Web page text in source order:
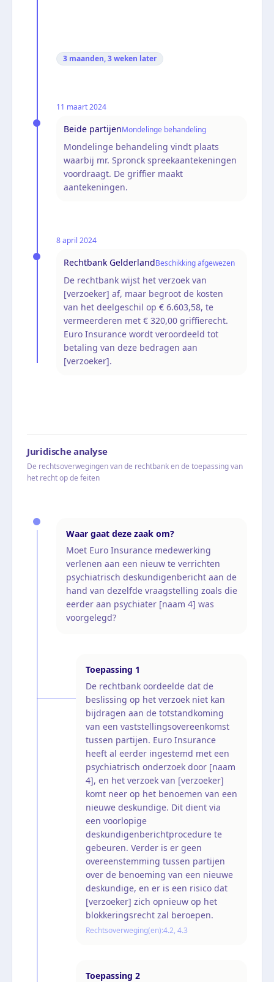
3 maanden, 3 weken later
11 maart 2024
Beide partijenMondelinge behandeling
Mondelinge behandeling vindt plaats
waarbij mr. Spronck spreekaantekeningen
voordraagt. De griffier maakt
aantekeningen.
8 april 2024
Rechtbank GelderlandBeschikking afgewezen
De rechtbank wijst het verzoek van
[verzoeker] af, maar begroot de kosten
van het deelgeschil op € 6.603,58, te
vermeerderen met € 320,00 griffierecht.
Euro Insurance wordt veroordeeld tot
betaling van deze bedragen aan
[verzoeker].
Juridische analyse
De rechtsoverwegingen van de rechtbank en de toepassing van
het recht op de feiten
Waar gaat deze zaak om?
Moet Euro Insurance medewerking
verlenen aan een nieuw te verrichten
psychiatrisch deskundigenbericht aan de
hand van dezelfde vraagstelling zoals die
eerder aan psychiater [naam 4] was
voorgelegd?
Toepassing 1
De rechtbank oordeelde dat de
beslissing op het verzoek niet kan
bijdragen aan de totstandkoming
van een vaststellingsovereenkomst
tussen partijen. Euro Insurance
heeft al eerder ingestemd met een
psychiatrisch onderzoek door [naam
4], en het verzoek van [verzoeker]
komt neer op het benoemen van een
nieuwe deskundige. Dit dient via
een voorlopige
deskundigenberichtprocedure te
gebeuren. Verder is er geen
overeenstemming tussen partijen
over de benoeming van een nieuwe
deskundige, en er is een risico dat
[verzoeker] zich opnieuw op het
blokkeringsrecht zal beroepen.
Rechtsoverweging(en):4.2, 4.3
Toepassing 2